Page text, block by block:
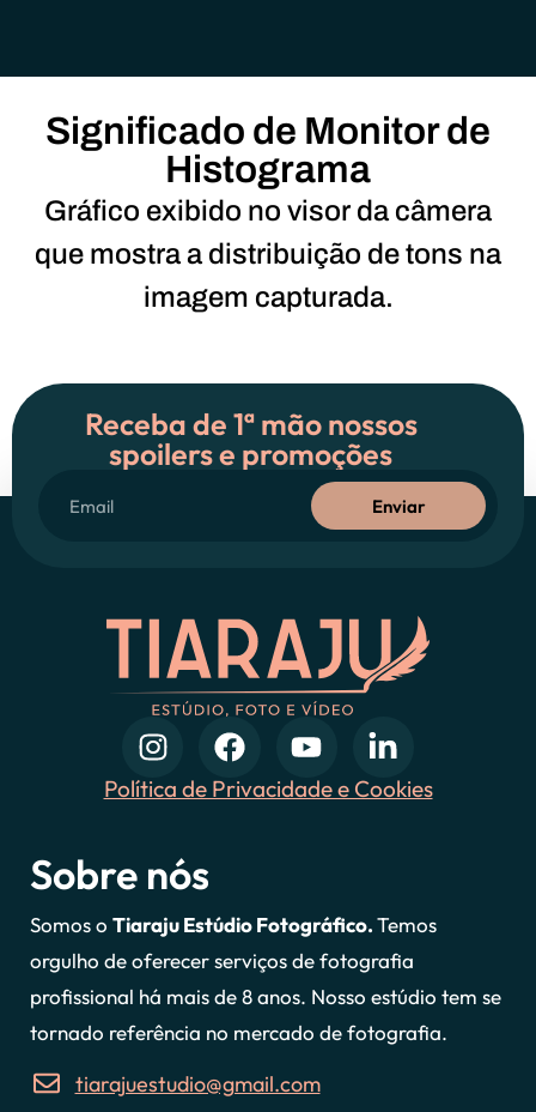
Significado de Monitor de
Histograma
Gráfico exibido no visor da câmera
que mostra a distribuição de tons na
imagem capturada.
Receba de 1ª mão nossos
spoilers e promoções
Enviar
Política de Privacidade e Cookies
Sobre nós
Somos o Tiaraju Estúdio Fotográfico.Temos
orgulho de oferecer serviços de fotografia
profissional há mais de 8 anos. Nosso estúdio tem se
tornado referência no mercado de fotografia.
tiarajuestudio@gmail.com